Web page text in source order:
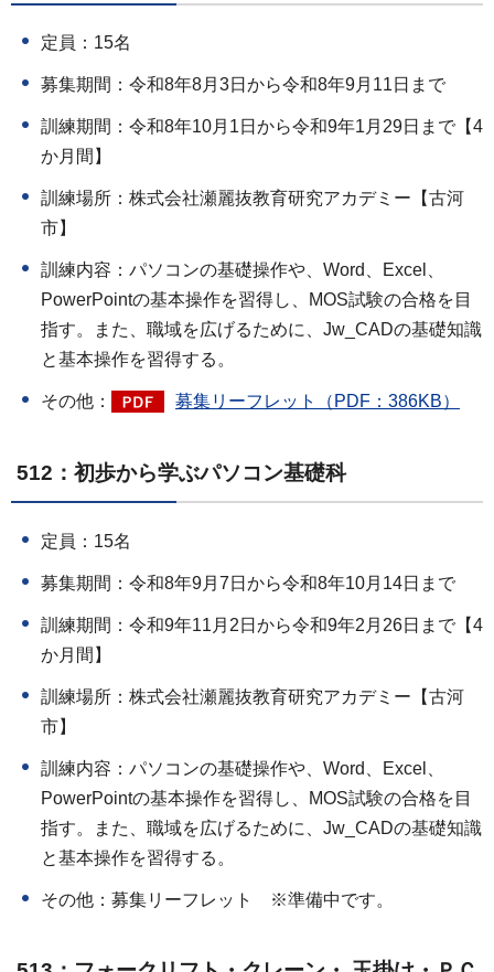
定員：15名
募集期間：令和8年8月3日から令和8年9月11日まで
訓練期間：令和8年10月1日から令和9年1月29日まで【4
か月間】
訓練場所：株式会社瀬麗抜教育研究アカデミー【古河
市】
訓練内容：パソコンの基礎操作や、Word、Excel、
PowerPointの基本操作を習得し、MOS試験の合格を目
指す。また、職域を広げるために、Jw_CADの基礎知識
と基本操作を習得する。
その他： 募集リーフレット（PDF：386KB）
512：初歩から学ぶパソコン基礎科
定員：15名
募集期間：令和8年9月7日から令和8年10月14日まで
訓練期間：令和9年11月2日から令和9年2月26日まで【4
か月間】
訓練場所：株式会社瀬麗抜教育研究アカデミー【古河
市】
訓練内容：パソコンの基礎操作や、Word、Excel、
PowerPointの基本操作を習得し、MOS試験の合格を目
指す。また、職域を広げるために、Jw_CADの基礎知識
と基本操作を習得する。
その他：募集リーフレット ※準備中です。